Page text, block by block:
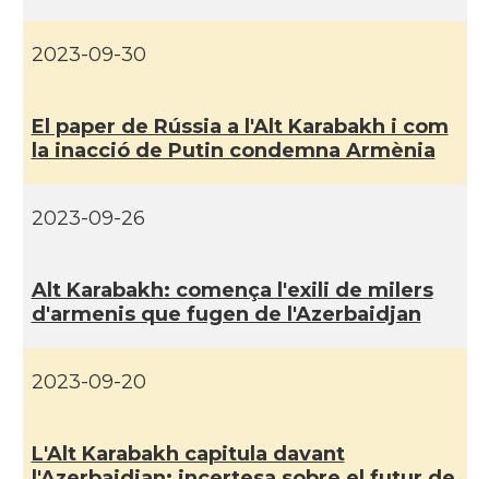
2023-09-30
El paper de Rússia a l'Alt Karabakh i com
la inacció de Putin condemna Armènia
2023-09-26
Alt Karabakh: comença l'exili de milers
d'armenis que fugen de l'Azerbaidjan
2023-09-20
L'Alt Karabakh capitula davant